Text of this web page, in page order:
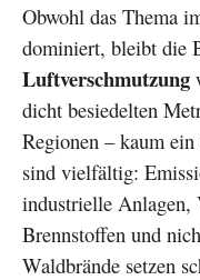
Obwohl das Thema
dominiert, bleibt die
Luftverschmutzung
dicht besiedelten
Regionen – kaum
sind vielfältig:
industrielle Anlagen,
Brennstoffen und
Waldbrände setzen